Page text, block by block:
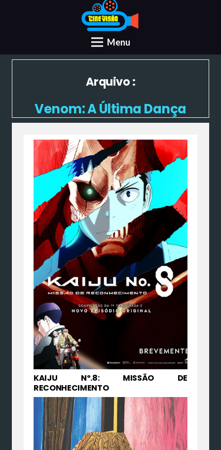
Menu
Arquivo :
Venom: A Última Dança
KAIJU Nº.8: MISSÃO DE
RECONHECIMENTO